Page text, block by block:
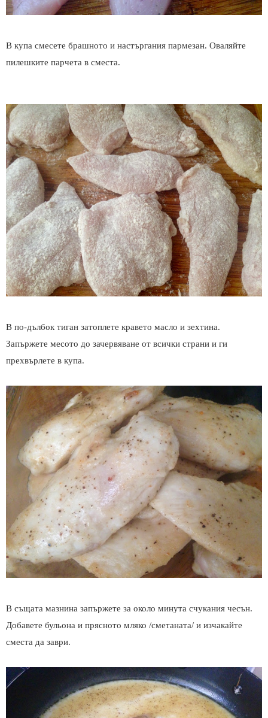
В купа смесете брашното и настъргания пармезан. Оваляйте
пилешките парчета в сместа.
В по-дълбок тиган затоплете кравето масло и зехтина.
Запържете месото до зачервяване от всички страни и ги
прехвърлете в купа.
В същата мазнина запържете за около минута счукания чесън.
Добавете бульона и прясното мляко /сметаната/ и изчакайте
сместа да заври.